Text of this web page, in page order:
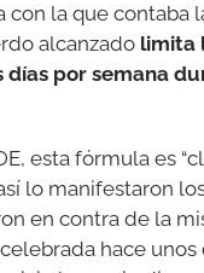
con la que contaba
alcanzado limita
días por semana
esta fórmula es
lo manifestaron
en contra de la
hace unos